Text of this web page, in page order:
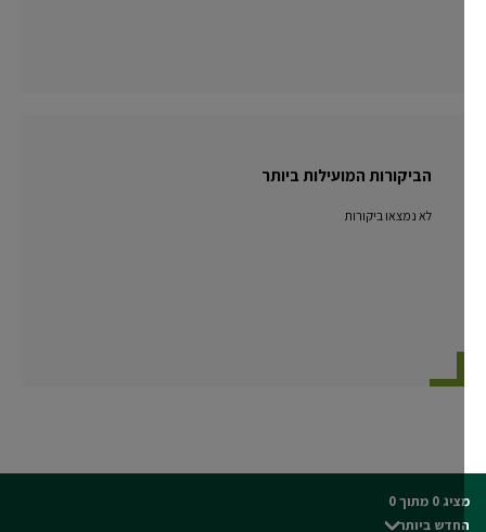
הביקורות המועילות ביותר
לא נמצאו ביקורות
0 מתוך 0
ביותר